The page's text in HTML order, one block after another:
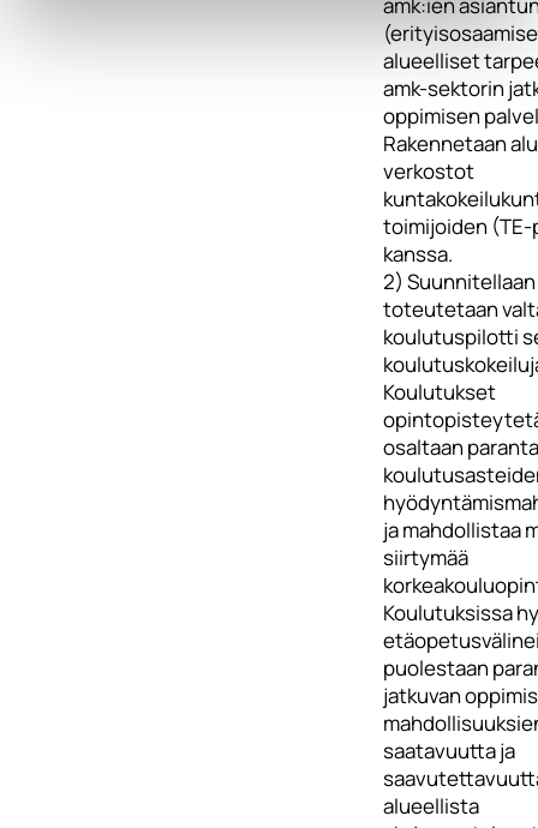
alueelliset
amk-sektorin
oppimisen
Rakennetaan
verkostot
toimijoiden
kanssa.
2) Suunnitellaan
toteutetaan
koulutuspilotti
Koulutukset
osaltaan
ja mahdollistaa
siirtymää
Koulutuksissa
puolestaan
jatkuvan
saatavuutta ja
alueellista